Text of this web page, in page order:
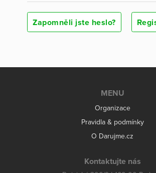
Zapomněli jste heslo?
MENU
Organizace
Pravidla & podmínky
O Darujme.cz
Kontaktujte nás